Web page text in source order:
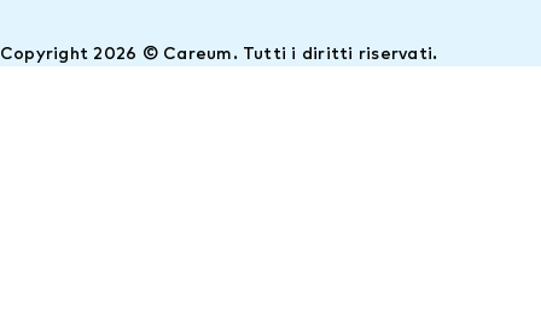
Copyright 2026 © Careum. Tutti i diritti riservati.